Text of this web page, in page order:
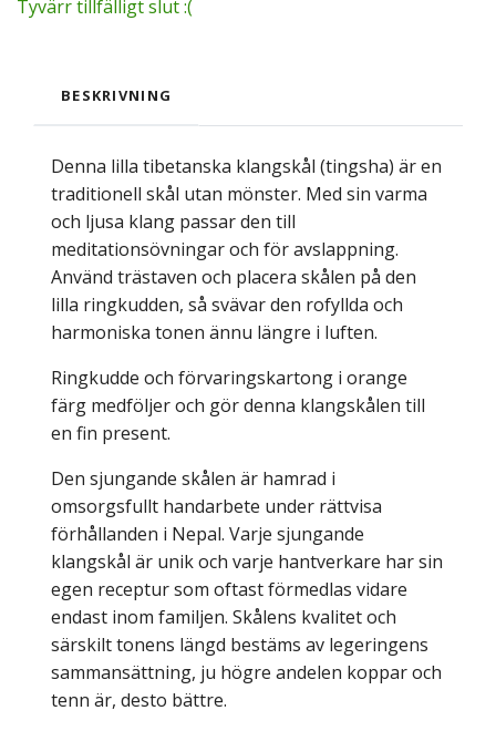
Tyvärr tillfälligt slut :(
BESKRIVNING
Denna lilla tibetanska klangskål (tingsha) är en
traditionell skål utan mönster. Med sin varma
och ljusa klang passar den till
meditationsövningar och för avslappning.
Använd trästaven och placera skålen på den
lilla ringkudden, så svävar den rofyllda och
harmoniska tonen ännu längre i luften.
Ringkudde och förvaringskartong i orange
färg medföljer och gör denna klangskålen till
en fin present.
Den sjungande skålen är hamrad i
omsorgsfullt handarbete under rättvisa
förhållanden i Nepal. Varje sjungande
klangskål är unik och varje hantverkare har sin
egen receptur som oftast förmedlas vidare
endast inom familjen. Skålens kvalitet och
särskilt tonens längd bestäms av legeringens
sammansättning, ju högre andelen koppar och
tenn är, desto bättre.